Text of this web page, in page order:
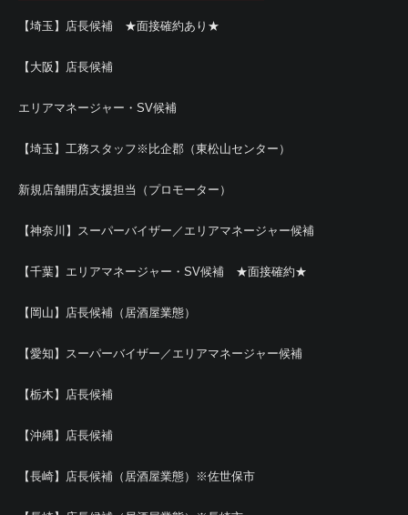
【埼玉】店長候補 ★面接確約あり★
【大阪】店長候補
エリアマネージャー・SV候補
【埼玉】工務スタッフ※比企郡（東松山センター）
新規店舗開店支援担当（プロモーター）
【神奈川】スーパーバイザー／エリアマネージャー候補
【千葉】エリアマネージャー・SV候補 ★面接確約★
【岡山】店長候補（居酒屋業態）
【愛知】スーパーバイザー／エリアマネージャー候補
【栃木】店長候補
【沖縄】店長候補
【長崎】店長候補（居酒屋業態）※佐世保市